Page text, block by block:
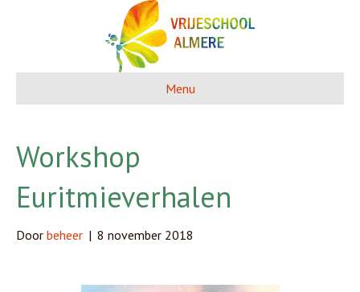
Menu
Workshop
Euritmieverhalen
Door beheer | 8 november 2018